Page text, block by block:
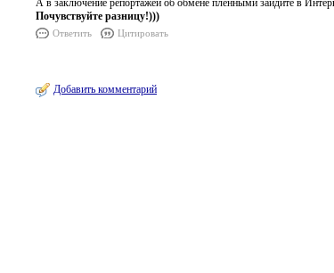
А в заключение репортажей об обмене пленными зайдите в
Почувствуйте разницу!)))
Ответить Цитировать
Добавить комментарий